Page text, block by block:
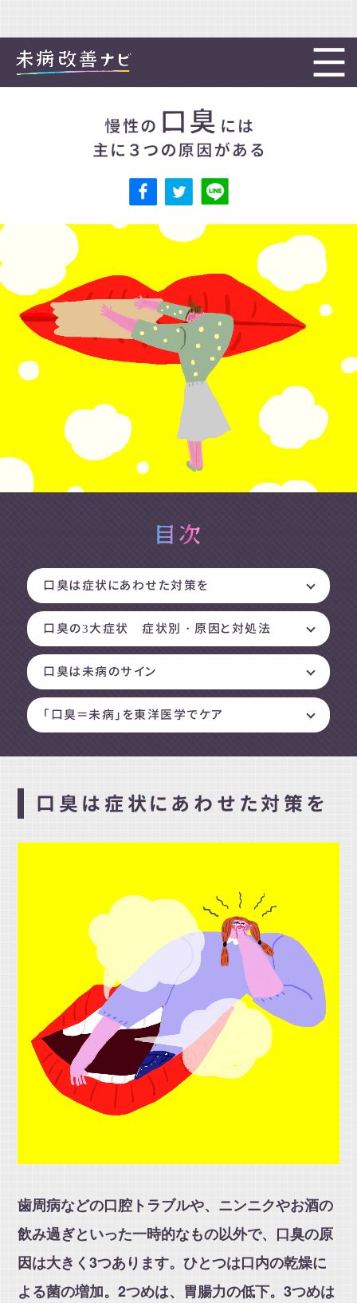
口臭は症状にあわせた対策を
口臭の3大症状 症状別・原因と対処法
口臭は未病のサイン
「口臭＝未病」を東洋医学でケア
口臭は症状にあわせた対策を
歯周病などの口腔トラブルや、ニンニクやお酒の
飲み過ぎといった一時的なもの以外で、口臭の原
因は大きく3つあります。ひとつは口内の乾燥に
よる菌の増加。2つめは、胃腸力の低下。3つめは